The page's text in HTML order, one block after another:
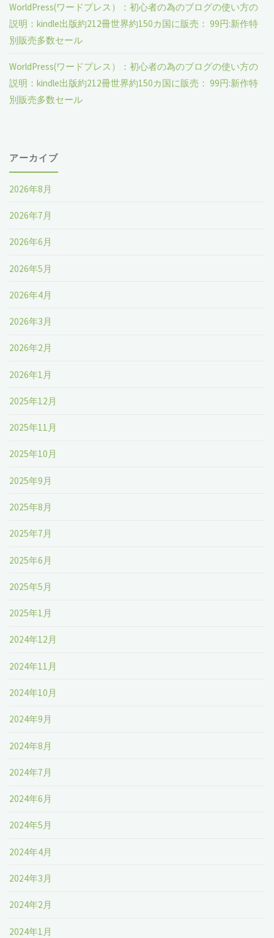
WorldPress(ワードプレス）：初心者の為のブログの使い方の
説明：kindle出版約212冊世界約150カ国に販売： 99円:新作特
別販売多数セール
WorldPress(ワードプレス）：初心者の為のブログの使い方の
説明：kindle出版約212冊世界約150カ国に販売： 99円:新作特
別販売多数セール
アーカイブ
2026年8月
2026年7月
2026年6月
2026年5月
2026年4月
2026年3月
2026年2月
2026年1月
2025年12月
2025年11月
2025年10月
2025年9月
2025年8月
2025年7月
2025年6月
2025年5月
2025年1月
2024年12月
2024年11月
2024年10月
2024年9月
2024年8月
2024年7月
2024年6月
2024年5月
2024年4月
2024年3月
2024年2月
2024年1月